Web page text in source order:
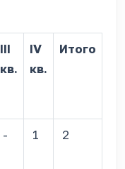
III
кв.
IV
кв.
Итого
- 1 2